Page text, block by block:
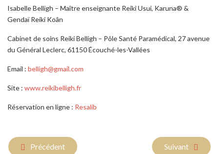
Isabelle Belligh – Maître enseignante Reiki Usui, Karuna® &
Gendaï Reiki Koân
Cabinet de soins Reiki Belligh – Pôle Santé Paramédical, 27 avenue
du Général Leclerc, 61150 Écouché-les-Vallées
Email : belligh@gmail.com
Site : www.reikibelligh.fr
Réservation en ligne : Resalib
Article précédent : 20 réponses conscientes face à des
Précédent Article suivant :
Suivant